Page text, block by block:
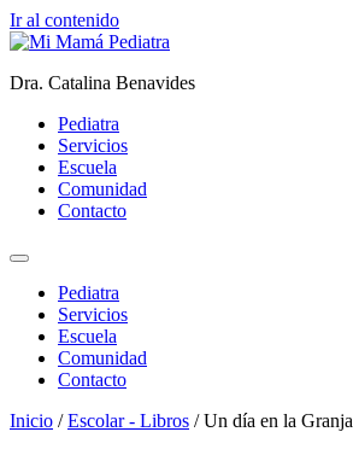
Ir al contenido
Dra. Catalina Benavides
Pediatra
Servicios
Escuela
Comunidad
Contacto
Pediatra
Servicios
Escuela
Comunidad
Contacto
Inicio /Escolar - Libros / Un día en la Granja